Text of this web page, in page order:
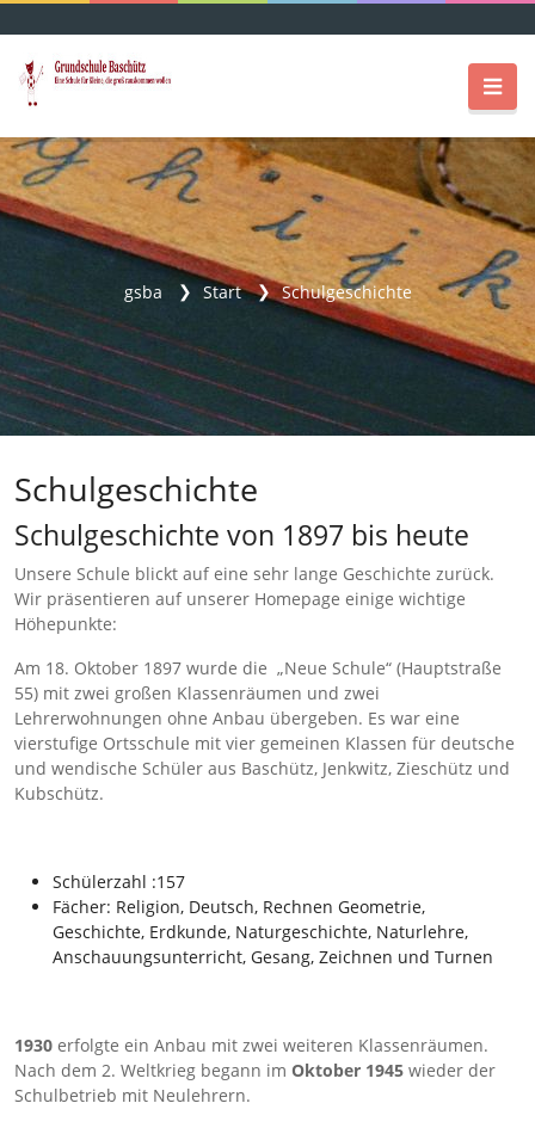
gsba Start Schulgeschichte
Schulgeschichte
Schulgeschichte von 1897 bis heute
Unsere Schule blickt auf eine sehr lange Geschichte zurück.
Wir präsentieren auf unserer Homepage einige wichtige
Höhepunkte:
Am 18. Oktober 1897 wurde die „Neue Schule“ (Hauptstraße
55) mit zwei großen Klassenräumen und zwei
Lehrerwohnungen ohne Anbau übergeben. Es war eine
vierstufige Ortsschule mit vier gemeinen Klassen für deutsche
und wendische Schüler aus Baschütz, Jenkwitz, Zieschütz und
Kubschütz.
Schülerzahl :157
Fächer: Religion, Deutsch, Rechnen Geometrie,
Geschichte, Erdkunde, Naturgeschichte, Naturlehre,
Anschauungsunterricht, Gesang, Zeichnen und Turnen
1930 erfolgte ein Anbau mit zwei weiteren Klassenräumen.
Nach dem 2. Weltkrieg begann im Oktober 1945 wieder der
Schulbetrieb mit Neulehrern.